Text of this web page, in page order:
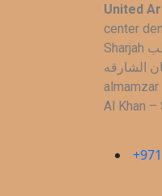
United
center
Sharjah مركز مانشستر الطبي لطب
الشارقه
Al Khan –